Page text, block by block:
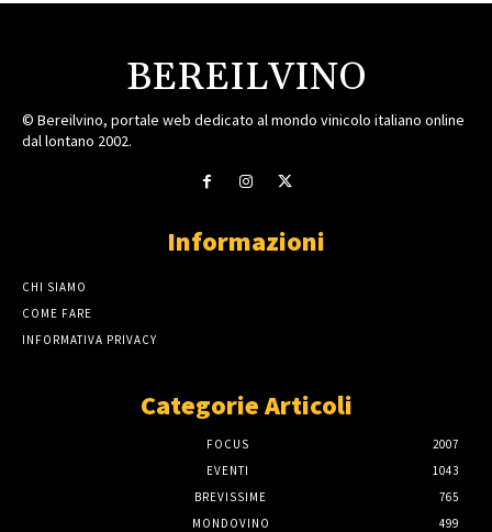
BEREILVINO
© Bereilvino, portale web dedicato al mondo vinicolo italiano online
dal lontano 2002.
Informazioni
CHI SIAMO
COME FARE
INFORMATIVA PRIVACY
Categorie Articoli
FOCUS
2007
EVENTI
1043
BREVISSIME
765
MONDOVINO
499